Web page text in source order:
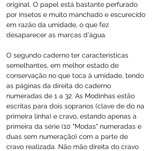
original. O papel está bastante perfurado
por insetos e muito manchado e escurecido
em razão da umidade, o que fez
desaparecer as marcas d'água.
O segundo caderno ter características
semelhantes, em melhor estado de
conservação no que toca à umidade, tendo
as páginas da direita do caderno
numeradas de 1 a 32. As Modinhas estão
escritas para dois sopranos (clave de do na
primeira linha) e cravo, estando apenas a
primeira da série (10 "Modas" numeradas e
duas sem numeração) com a parte de
cravo realizada. Não mão direita do cravo